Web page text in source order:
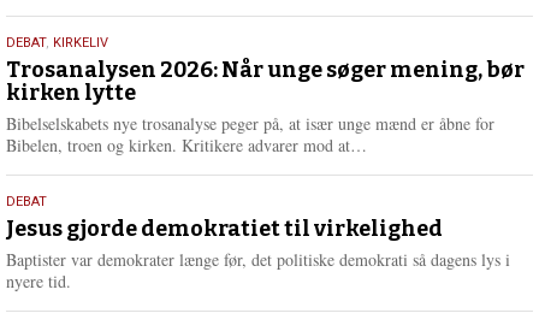
e
2.
juni
2026
DEBAT, KIRKELIV
Trosanalysen 2026: Når unge søger mening, bør
kirken lytte
Bibelselskabets nye trosanalyse peger på, at især unge mænd er åbne for
Bibelen, troen og kirken. Kritikere advarer mod at…
e
r
18.
maj
2026
DEBAT
Jesus gjorde demokratiet til virkelighed
Baptister var demokrater længe før, det politiske demokrati så dagens lys i
nyere tid.